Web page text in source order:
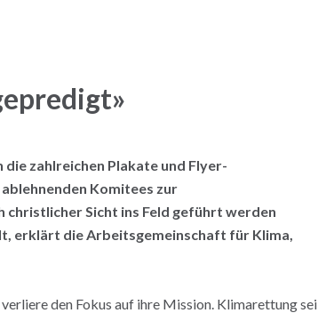
zahlreichen Plakate und Flyer-
Komitees zur
Sicht ins Feld geführt werden
erklärt die Arbeitsgemeinschaft für Klima,
den Fokus auf ihre Mission. Klimarettung sei